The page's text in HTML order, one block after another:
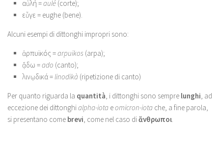
αὐλή =aulé (corte);
εὖγε = eughe (bene).
Alcuni esempi di dittonghi impropri sono:
ἁρπυϊκός =arpuikos (arpa);
ᾄδω =ado (canto);
λινῳδικά = linodikà (ripetizione di canto)
Per quanto riguarda la quantità , i dittonghi sono sempre lunghi , ad
eccezione dei dittonghialpha-iota eomicron-iota che, a fine parola,
si presentano come brevi , come nel caso diἄνθρωποι